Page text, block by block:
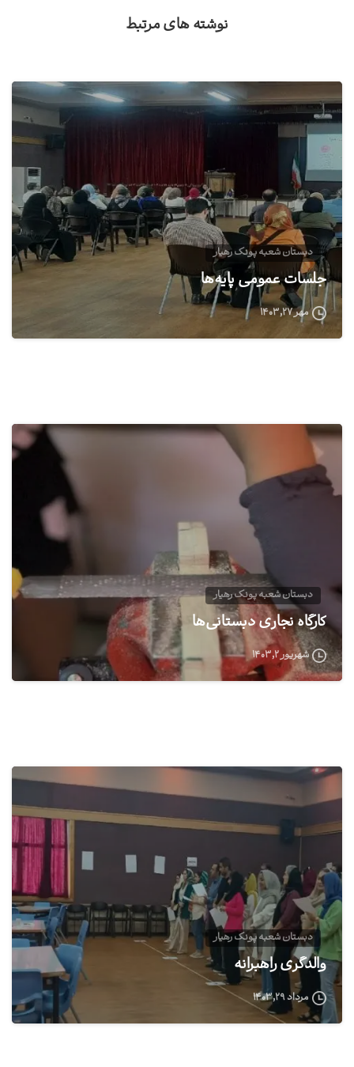
نوشته های مرتبط
0
دبستان شعبه پونک رهیار
جلسات عمومی پایه‌ها
مهر ۲۷, ۱۴۰۳
0
دبستان شعبه پونک رهیار
کارگاه نجاری دبستانی‌ها
شهریور ۲, ۱۴۰۳
دبستان شعبه پونک رهیار
والدگری راهبرانه
مرداد ۲۹, ۱۴۰۳